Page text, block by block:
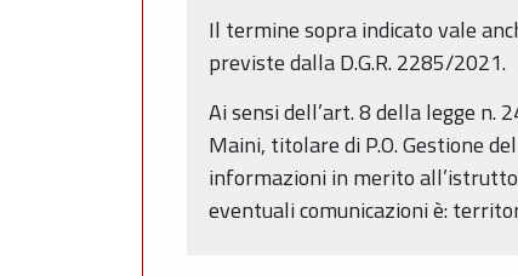
Il termine sopra indicato vale
previste dalla D.G.R. 2285/2021.
Ai sensi dell’art. 8 della legge n.
Maini, titolare di P.O. Gestione
informazioni in merito
eventuali comunicazioni è: